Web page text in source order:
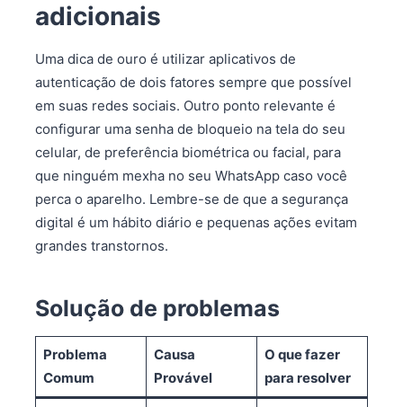
adicionais
Uma dica de ouro é utilizar aplicativos de
autenticação de dois fatores sempre que possível
em suas redes sociais. Outro ponto relevante é
configurar uma senha de bloqueio na tela do seu
celular, de preferência biométrica ou facial, para
que ninguém mexha no seu WhatsApp caso você
perca o aparelho. Lembre-se de que a segurança
digital é um hábito diário e pequenas ações evitam
grandes transtornos.
Solução de problemas
Problema
Comum
Causa
Provável
O que fazer
para resolver